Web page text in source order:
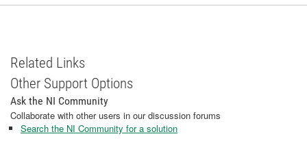
Related Links
Other Support Options
Ask the NI Community
Collaborate with other users in our discussion forums
Search the NI Community for a solution